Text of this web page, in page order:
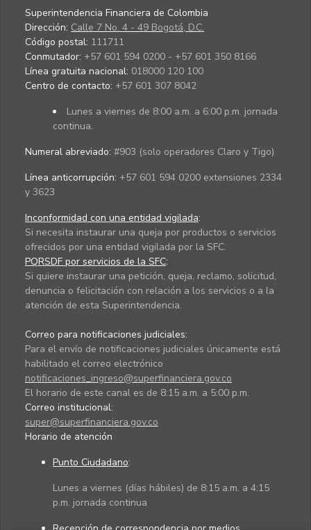
Superintendencia Financiera de Colombia
Dirección: Calle 7 No. 4 - 49 Bogotá, D.C.
Código postal: 111711
Conmutador: +57 601 594 0200 - +57 601 350 8166
Línea gratuita nacional: 018000 120 100
Centro de contacto: +57 601 307 8042
Lunes a viernes de 8:00 a.m. a 6:00 p.m. jornada
continua.
Numeral abreviado: #903 (solo operadores Claro y Tigo)
Línea anticorrupción: +57 601 594 0200 extensiones 2334
y 3623
Inconformidad con una entidad vigilada:
Si necesita instaurar una queja por productos o servicios
ofrecidos por una entidad vigilada por la SFC.
PQRSDF por servicios de la SFC:
Si quiere instaurar una petición, queja, reclamo, solicitud,
denuncia o felicitación con relación a los servicios o a la
atención de esta Superintendencia.
Correo para notificaciones judiciales:
Para el envío de notificaciones judiciales únicamente está
habilitado el correo electrónico
notificaciones_ingreso@superfinanciera.gov.co
El horario de este canal es de 8:15 a.m. a 5:00 p.m.
Correo institucional:
super@superfinanciera.gov.co
Horario de atención
Punto Ciudadano:
Lunes a viernes (días hábiles) de 8:15 a.m. a 4:15
p.m. jornada continua